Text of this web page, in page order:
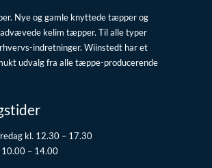
Nye og gamle knyttede tæpper og
kelim tæpper. Til alle typer
indretninger. Wiinstedt har et
udvalg fra alle tæppe-producerende
kl. 12.30 – 17.30
– 14.00